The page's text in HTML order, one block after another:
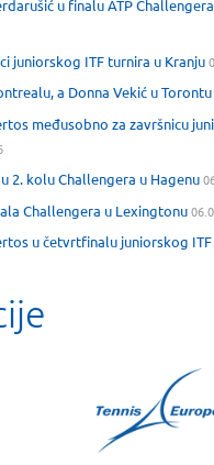
u finalu ATP
juniorskog ITF turnira u Kranju
a Donna Vekić u Torontu
međusobno za završnicu
2. kolu Challengera u Hagenu
Challengera u Lexingtonu
u četvrtfinalu juniorskog